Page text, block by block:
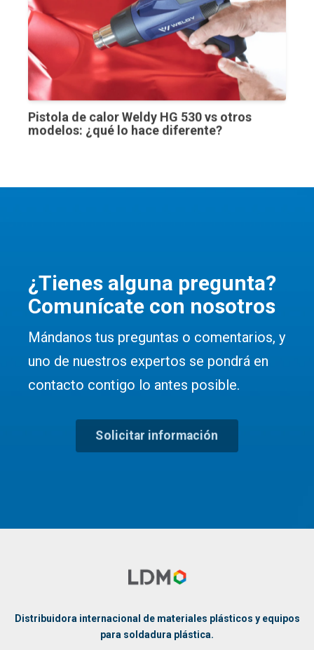
Pistola de calor Weldy HG 530 vs otros
modelos: ¿qué lo hace diferente?
¿Tienes alguna pregunta?
Comunícate con nosotros
Mándanos tus preguntas o comentarios, y
uno de nuestros expertos se pondrá en
contacto contigo lo antes posible.
Solicitar información
Distribuidora internacional de materiales plásticos y equipos
para soldadura plástica.